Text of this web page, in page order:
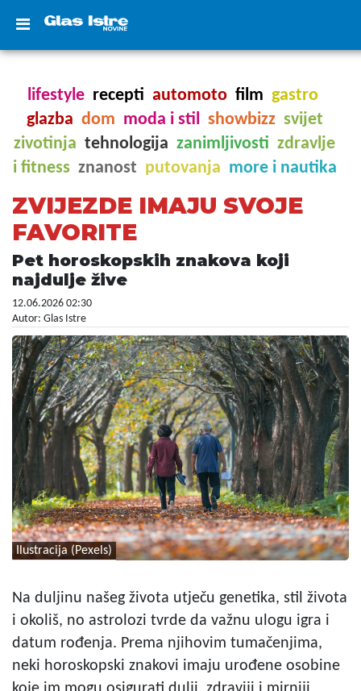
lifestyle recepti automoto film gastro
glazba dom moda i stil showbizz svijet
zivotinja tehnologija zanimljivosti zdravlje
i fitness znanost putovanja more i nautika
ZVIJEZDE IMAJU SVOJE
FAVORITE
Pet horoskopskih znakova koji
najdulje žive
12.06.2026 02:30
Autor: Glas Istre
Ilustracija (Pexels)
Na duljinu našeg života utječu genetika, stil života
i okoliš, no astrolozi tvrde da važnu ulogu igra i
datum rođenja. Prema njihovim tumačenjima,
neki horoskopski znakovi imaju urođene osobine